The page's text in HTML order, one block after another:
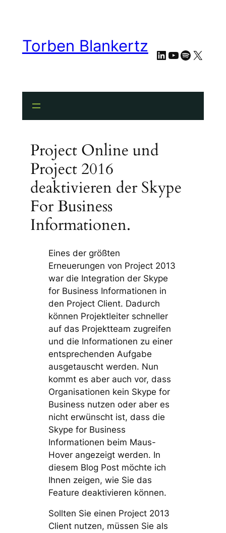
Torben Blankertz LinkedIn
YouTube
Spotify
X
Project Online und
Project 2016
deaktivieren der Skype
For Business
Informationen.
Eines der größten
Erneuerungen von Project 2013
war die Integration der Skype
for Business Informationen in
den Project Client. Dadurch
können Projektleiter schneller
auf das Projektteam zugreifen
und die Informationen zu einer
entsprechenden Aufgabe
ausgetauscht werden. Nun
kommt es aber auch vor, dass
Organisationen kein Skype for
Business nutzen oder aber es
nicht erwünscht ist, dass die
Skype for Business
Informationen beim Maus-
Hover angezeigt werden. In
diesem Blog Post möchte ich
Ihnen zeigen, wie Sie das
Feature deaktivieren können.
Sollten Sie einen Project 2013
Client nutzen, müssen Sie als